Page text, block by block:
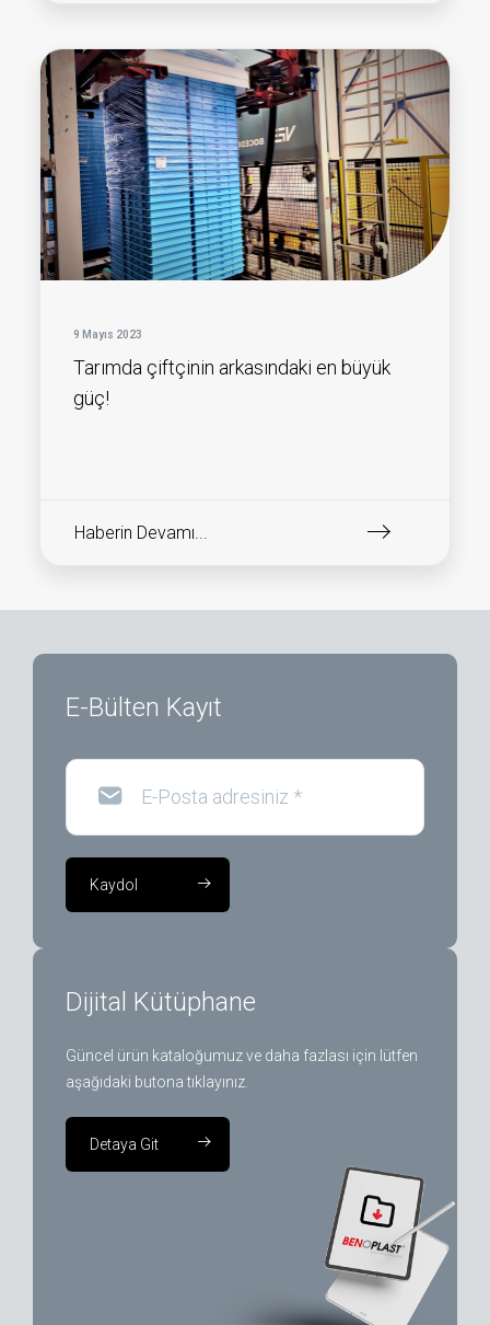
9 Mayıs 2023
Tarımda çiftçinin arkasındaki en büyük
güç!
Haberin Devamı...
E-Bülten Kayıt
E-Posta adresiniz *
Kaydol
Dijital Kütüphane
Güncel ürün kataloğumuz ve daha fazlası için lütfen
aşağıdaki butona tıklayınız.
Detaya Git